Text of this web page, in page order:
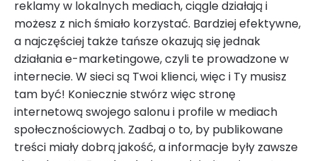
reklamy w lokalnych mediach, ciągle działają i
możesz z nich śmiało korzystać. Bardziej efektywne,
a najczęściej także tańsze okazują się jednak
działania e-marketingowe, czyli te prowadzone w
internecie. W sieci są Twoi klienci, więc i Ty musisz
tam być! Koniecznie stwórz więc stronę
internetową swojego salonu i profile w mediach
społecznościowych. Zadbaj o to, by publikowane
treści miały dobrą jakość, a informacje były zawsze